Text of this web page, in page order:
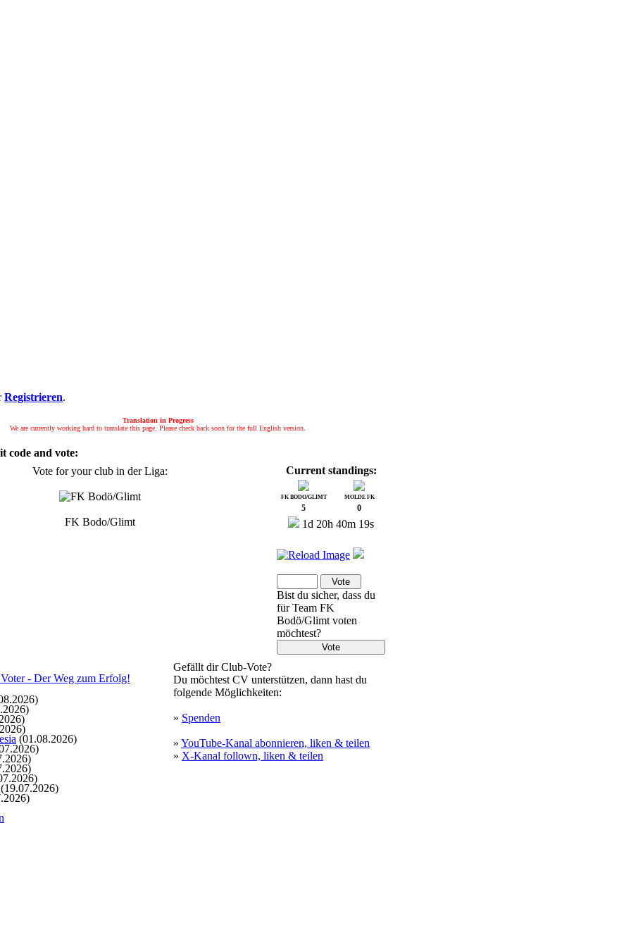
Registrieren.
Translation in Progress
We are currently working hard to translate this page. Please check back soon for the full English version.
code and vote:
Vote for your club in der Liga:
FK Bodo/Glimt
Current standings:
FK BODO/GLIMT MOLDE FK
5 0
1d 20h 40m 19s
Bist du sicher, dass du
für Team FK
Bodö/Glimt voten
möchtest?
(01.08.2026)
Gefällt dir Club-Vote?
Du möchtest CV unterstützen, dann hast du
folgende Möglichkeiten:
» Spenden
» YouTube-Kanal abonnieren, liken & teilen
» X-Kanal follown, liken & teilen